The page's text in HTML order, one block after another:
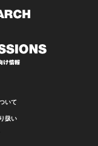
いて
扱い